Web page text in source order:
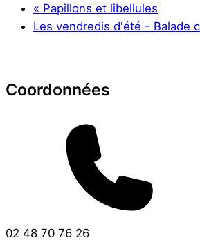
« Papillons et libellules
Les vendredis d'été - Balade
Coordonnées
02 48 70 76 26